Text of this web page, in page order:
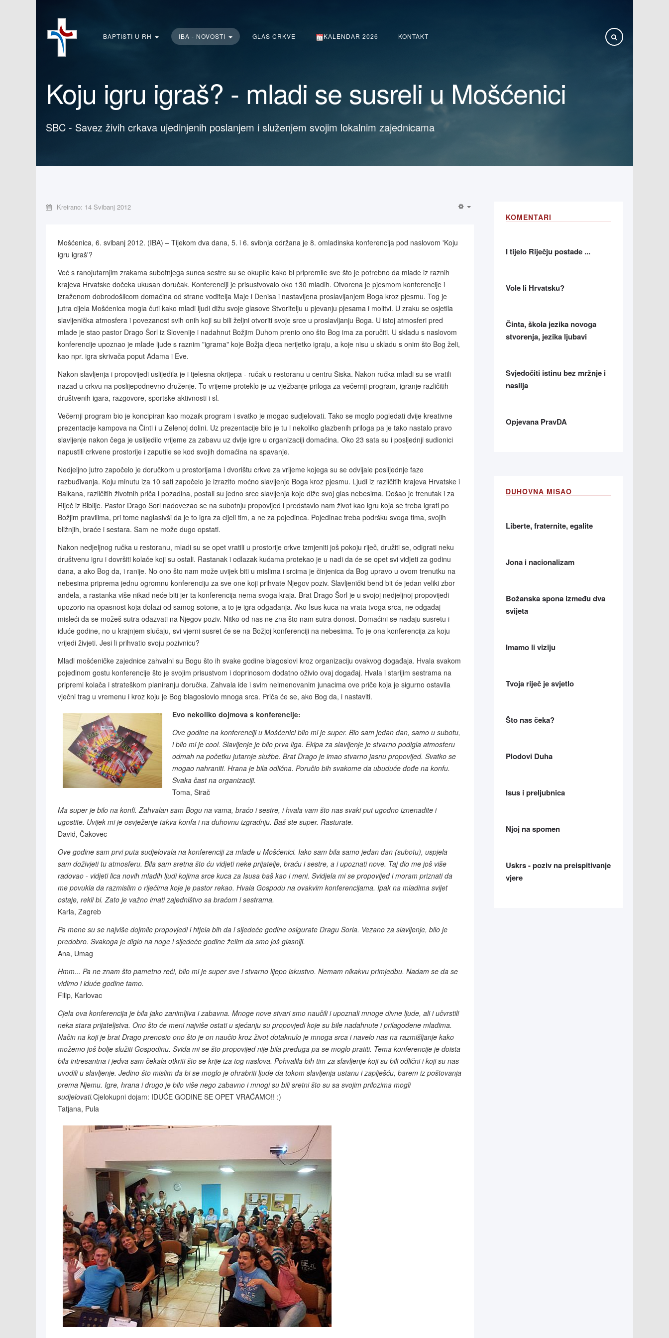
BAPTISTI U RH IBA - NOVOSTI GLAS CRKVE KALENDAR 2026 KONTAKT
Koju igru igraš? - mladi se susreli u Mošćenici
SBC - Savez živih crkava ujedinjenih poslanjem i služenjem svojim lokalnim zajednicama
Kreirano: 14 Svibanj 2012
Mošćenica, 6. svibanj 2012. (IBA) – Tijekom dva dana, 5. i 6. svibnja održana je 8. omladinska konferencija pod naslovom 'Koju
igru igraš'?
Već s ranojutarnjim zrakama subotnjega sunca sestre su se okupile kako bi pripremile sve što je potrebno da mlade iz raznih
krajeva Hrvatske dočeka ukusan doručak. Konferenciji je prisustvovalo oko 130 mladih. Otvorena je pjesmom konferencije i
izraženom dobrodošlicom domaćina od strane voditelja Maje i Denisa i nastavljena proslavljanjem Boga kroz pjesmu. Tog je
jutra cijela Mošćenica mogla čuti kako mladi ljudi dižu svoje glasove Stvoritelju u pjevanju pjesama i molitvi. U zraku se osjetila
slavljenička atmosfera i povezanost svih onih koji su bili željni otvoriti svoje srce u proslavljanju Boga. U istoj atmosferi pred
mlade je stao pastor Drago Šorl iz Slovenije i nadahnut Božjim Duhom prenio ono što Bog ima za poručiti. U skladu s naslovom
konferencije upoznao je mlade ljude s raznim "igrama" koje Božja djeca nerijetko igraju, a koje nisu u skladu s onim što Bog želi,
kao npr. igra skrivača poput Adama i Eve.
Nakon slavljenja i propovijedi uslijedila je i tjelesna okrijepa - ručak u restoranu u centru Siska. Nakon ručka mladi su se vratili
nazad u crkvu na poslijepodnevno druženje. To vrijeme proteklo je uz vježbanje priloga za večernji program, igranje različitih
društvenih igara, razgovore, sportske aktivnosti i sl.
Večernji program bio je koncipiran kao mozaik program i svatko je mogao sudjelovati. Tako se moglo pogledati dvije kreativne
prezentacije kampova na Činti i u Zelenoj dolini. Uz prezentacije bilo je tu i nekoliko glazbenih priloga pa je tako nastalo pravo
slavljenje nakon čega je uslijedilo vrijeme za zabavu uz dvije igre u organizaciji domaćina. Oko 23 sata su i posljednji sudionici
napustili crkvene prostorije i zaputile se kod svojih domaćina na spavanje.
Nedjeljno jutro započelo je doručkom u prostorijama i dvorištu crkve za vrijeme kojega su se odvijale poslijednje faze
razbuđivanja. Koju minutu iza 10 sati započelo je izrazito moćno slavljenje Boga kroz pjesmu. Ljudi iz različitih krajeva Hrvatske i
Balkana, različitih životnih priča i pozadina, postali su jedno srce slavljenja koje diže svoj glas nebesima. Došao je trenutak i za
Riječ iz Biblije. Pastor Drago Šorl nadovezao se na subotnju propovijed i predstavio nam život kao igru koja se treba igrati po
Božjim pravilima, pri tome naglasivši da je to igra za cijeli tim, a ne za pojedinca. Pojedinac treba podršku svoga tima, svojih
bližnjih, braće i sestara. Sam ne može dugo opstati.
Nakon nedjeljnog ručka u restoranu, mladi su se opet vratili u prostorije crkve izmjeniti još pokoju riječ, družiti se, odigrati neku
društvenu igru i dovršiti kolače koji su ostali. Rastanak i odlazak kućama protekao je u nadi da će se opet svi vidjeti za godinu
dana, a ako Bog da, i ranije. No ono što nam može uvijek biti u mislima i srcima je činjenica da Bog upravo u ovom trenutku na
nebesima priprema jednu ogromnu konferenciju za sve one koji prihvate Njegov poziv. Slavljenički bend bit će jedan veliki zbor
anđela, a rastanka više nikad neće biti jer ta konferencija nema svoga kraja. Brat Drago Šorl je u svojoj nedjeljnoj propovijedi
upozorio na opasnost koja dolazi od samog sotone, a to je igra odgađanja. Ako Isus kuca na vrata tvoga srca, ne odgađaj
misleći da se možeš sutra odazvati na Njegov poziv. Nitko od nas ne zna što nam sutra donosi. Domaćini se nadaju susretu i
iduće godine, no u krajnjem slučaju, svi vjerni susret će se na Božjoj konferenciji na nebesima. To je ona konferencija za koju
vrijedi živjeti. Jesi li prihvatio svoju pozivnicu?
Mladi mošćeničke zajednice zahvalni su Bogu što ih svake godine blagoslovi kroz organizaciju ovakvog događaja. Hvala svakom
pojedinom gostu konferencije što je svojim prisustvom i doprinosom dodatno oživio ovaj događaj. Hvala i starijim sestrama na
pripremi kolača i strateškom planiranju doručka. Zahvala ide i svim neimenovanim junacima ove priče koja je sigurno ostavila
vječni trag u vremenu i kroz koju je Bog blagoslovio mnoga srca. Priča će se, ako Bog da, i nastaviti.
Evo nekoliko dojmova s konferencije:
Ove godine na konferenciji u Mošćenici bilo mi je super. Bio sam jedan dan, samo u subotu,
i bilo mi je cool. Slavljenje je bilo prva liga. Ekipa za slavljenje je stvarno podigla atmosferu
odmah na početku jutarnje službe. Brat Drago je imao stvarno jasnu propovijed. Svatko se
mogao nahraniti. Hrana je bila odlična. Poručio bih svakome da ubuduće dođe na konfu.
Svaka čast na organizaciji.
Toma, Sirač
Ma super je bilo na konfi. Zahvalan sam Bogu na vama, braćo i sestre, i hvala vam što nas svaki put ugodno iznenadite i
ugostite. Uvijek mi je osvježenje takva konfa i na duhovnu izgradnju. Baš ste super. Rasturate.
David, Čakovec
Ove godine sam prvi puta sudjelovala na konferenciji za mlade u Mošćenici. Iako sam bila samo jedan dan (subotu), uspjela
sam doživjeti tu atmosferu. Bila sam sretna što ću vidjeti neke prijatelje, braću i sestre, a i upoznati nove. Taj dio me još više
radovao - vidjeti lica novih mladih ljudi kojima srce kuca za Isusa baš kao i meni. Svidjela mi se propovijed i moram priznati da
me povukla da razmislim o riječima koje je pastor rekao. Hvala Gospodu na ovakvim konferencijama. Ipak na mladima svijet
ostaje, rekli bi. Zato je važno imati zajedništvo sa braćom i sestrama.
Karla, Zagreb
Pa mene su se najviše dojmile propovjedi i htjela bih da i sljedeće godine osigurate Dragu Šorla. Vezano za slavljenje, bilo je
predobro. Svakoga je diglo na noge i sljedeće godine želim da smo još glasniji.
Ana, Umag
Hmm... Pa ne znam što pametno reći, bilo mi je super sve i stvarno lijepo iskustvo. Nemam nikakvu primjedbu. Nadam se da se
vidimo i iduće godine tamo.
Filip, Karlovac
Cjela ova konferencija je bila jako zanimljiva i zabavna. Mnoge nove stvari smo naučili i upoznali mnoge divne ljude, ali i učvrstili
neka stara prijateljstva. Ono što će meni najviše ostati u sjećanju su propovjedi koje su bile nadahnute i prilagođene mladima.
Način na koji je brat Drago prenosio ono što je on naučio kroz život dotaknulo je mnoga srca i navelo nas na razmišljanje kako
možemo još bolje služiti Gospodinu. Sviđa mi se što propovijed nije bila preduga pa se moglo pratiti. Tema konferencije je doista
bila intresantna i jedva sam čekala otkriti što se krije iza tog naslova. Pohvalila bih tim za slavljenje koji su bili odlični i koji su nas
uvodili u slavljenje. Jedino što mislim da bi se moglo je ohrabriti ljude da tokom slavljenja ustanu i zaplješću, barem iz poštovanja
prema Njemu. Igre, hrana i drugo je bilo više nego zabavno i mnogi su bili sretni što su sa svojim prilozima mogli
sudjelovati.Cjelokupni dojam: IDUĆE GODINE SE OPET VRAĆAMO!! :)
Tatjana, Pula
KOMENTARI
I tijelo Riječju postade ...
Vole li Hrvatsku?
Činta, škola jezika novoga
stvorenja, jezika ljubavi
Svjedočiti istinu bez mržnje i
nasilja
Opjevana PravDA
DUHOVNA MISAO
Liberte, fraternite, egalite
Jona i nacionalizam
Božanska spona između dva
svijeta
Imamo li viziju
Tvoja riječ je svjetlo
Što nas čeka?
Plodovi Duha
Isus i preljubnica
Njoj na spomen
Uskrs - poziv na preispitivanje
vjere